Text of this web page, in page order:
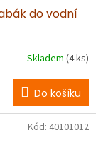
do vodní
Skladem (4 ks)
Do košíku
Kód: 40101012